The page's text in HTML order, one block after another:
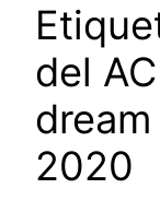
del
2020